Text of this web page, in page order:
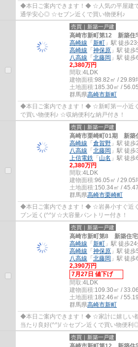
◆本日ご案内できます！◆ ☆人気の平屋建
通学安心◎ ☆セブン近くで買い物便利♪
売買｜新築一戸建
高崎市新町第12 新築
高崎線 「 新町 」駅 徒歩
高崎線 「 神保原 」駅 徒
八高線 「 北藤岡 」駅 徒
2,380万円
間取:4LDK
建物面積:98.82㎡ / 29.89
土地面積:185.30㎡ /
群馬県高崎市新町
◆本日ご案内できます！◆ ☆新町第一小近
で買い物便利♪ ☆収納便利な納戸付き！
売買｜新築一戸建
高崎市栗崎町01期 新
高崎線 「 倉賀野 」駅 徒
八高線 「 北藤岡 」駅 徒
上信電鉄 「 山名 」駅 徒
2,380万円
間取:4LDK
建物面積:96.05㎡ / 29.05
土地面積:150.34㎡ /
群馬県高崎市栗崎町
◆本日ご案内できます！◆ ☆岩鼻小すぐ近
ブン近く(^^)/ ☆大容量パントリー付き！
売買｜新築一戸建
高崎市新町第8 新築住
高崎線 「 新町 」駅 徒歩
高崎線 「 神保原 」駅 徒
八高線 「 北藤岡 」駅 徒
2,390万円
7月27日 値下げ
間取:4LDK
建物面積:109.30㎡ /
土地面積:182.46㎡ /
群馬県高崎市新町
◆本日ご案内できます！◆ ☆家計に嬉しい
当たり良好(^^)/ ☆セブン近くで買い物便利
売買｜新築一戸建